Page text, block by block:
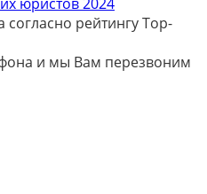
рейтингу Top-
и мы Вам перезвоним